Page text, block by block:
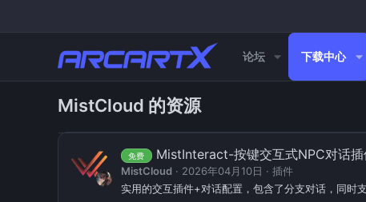
论坛 下载中心
MistCloud 的资源
免费 MistInteract-按键交互式NPC对话
MistCloud 2026年04月10日
插件
实用的交互插件+对话配置，包含了分支对话，同